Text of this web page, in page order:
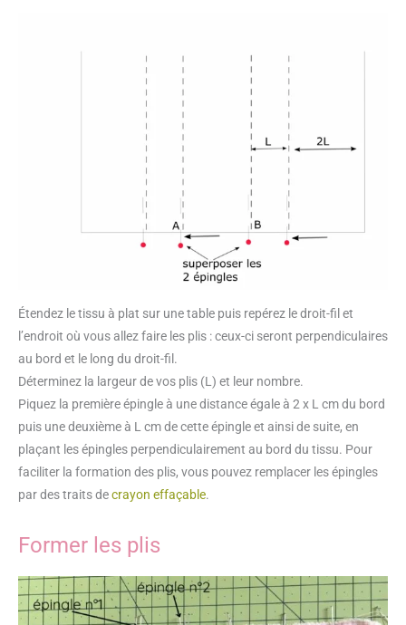
Étendez le tissu à plat sur une table puis repérez le droit-fil et
l’endroit où vous allez faire les plis : ceux-ci seront perpendiculaires
au bord et le long du droit-fil.
Déterminez la largeur de vos plis (L) et leur nombre.
Piquez la première épingle à une distance égale à 2 x L cm du bord
puis une deuxième à L cm de cette épingle et ainsi de suite, en
plaçant les épingles perpendiculairement au bord du tissu. Pour
faciliter la formation des plis, vous pouvez remplacer les épingles
par des traits decrayon effaçable.
Former les plis